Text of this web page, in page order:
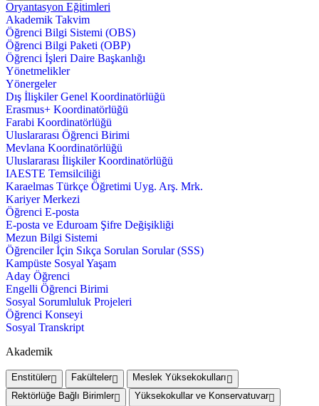
Oryantasyon Eğitimleri
Akademik Takvim
Öğrenci Bilgi Sistemi (OBS)
Öğrenci Bilgi Paketi (OBP)
Öğrenci İşleri Daire Başkanlığı
Yönetmelikler
Yönergeler
Dış İlişkiler Genel Koordinatörlüğü
Erasmus+ Koordinatörlüğü
Farabi Koordinatörlüğü
Uluslararası Öğrenci Birimi
Mevlana Koordinatörlüğü
Uluslararası İlişkiler Koordinatörlüğü
IAESTE Temsilciliği
Karaelmas Türkçe Öğretimi Uyg. Arş. Mrk.
Kariyer Merkezi
Öğrenci E-posta
E-posta ve Eduroam Şifre Değişikliği
Mezun Bilgi Sistemi
Öğrenciler İçin Sıkça Sorulan Sorular (SSS)
Kampüste Sosyal Yaşam
Aday Öğrenci
Engelli Öğrenci Birimi
Sosyal Sorumluluk Projeleri
Öğrenci Konseyi
Sosyal Transkript
Akademik
Enstitüler Fakülteler
Meslek Yüksekokulları
Rektörlüğe Bağlı Birimler
Yüksekokullar ve Konservatuvar